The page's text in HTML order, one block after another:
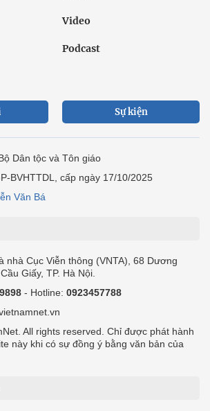
Video
Podcast
Sự kiện
Dân tộc và Tôn giáo
BVHTTDL, cấp ngày 17/10/2025
Văn Bá
nhà Cục Viễn thông (VNTA), 68 Dương
Giấy, TP. Hà Nội.
- Hotline: 0923457788
All rights reserved. Chỉ được phát hành
này khi có sự đồng ý bằng văn bản của